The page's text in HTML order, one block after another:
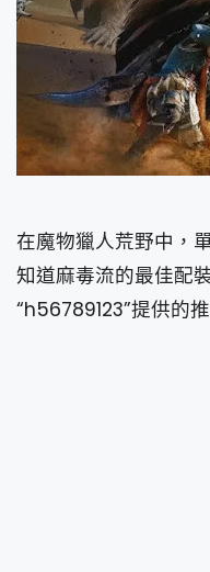
在魔物獵人荒野中，
知道麻毒流的最佳配
“h56789123”提供的